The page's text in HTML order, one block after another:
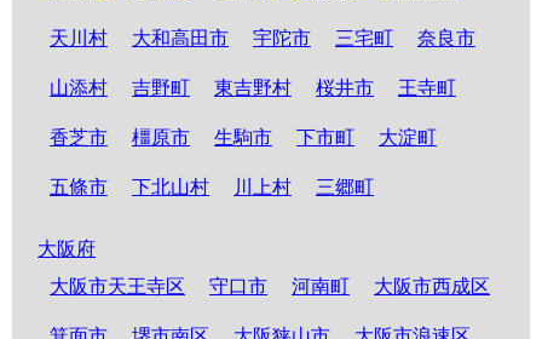
天川村 大和高田市 宇陀市 三宅町 奈良市
山添村 吉野町 東吉野村 桜井市 王寺町
香芝市 橿原市 生駒市 下市町 大淀町
五條市 下北山村 川上村 三郷町
大阪府
大阪市天王寺区
守口市 河南町 大阪市西成区